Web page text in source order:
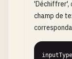
'Déchiffrer',
champ de